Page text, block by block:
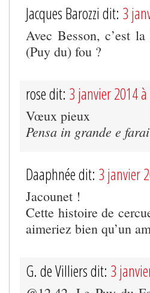
Jacques Barozzi dit: 3
Avec Besson, c’est
(Puy du) fou ?
rose dit: 3 janvier 2014 à
Vœux pieux
Pensa in grande e
Daaphnée dit: 3 janvier
Jacounet !
Cette histoire de
aimeriez bien qu’un
G. de Villiers dit: 3